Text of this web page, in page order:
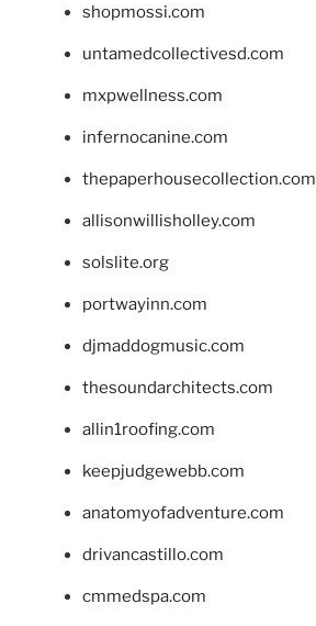
shopmossi.com
untamedcollectivesd.com
mxpwellness.com
infernocanine.com
thepaperhousecollection.com
allisonwillisholley.com
solslite.org
portwayinn.com
djmaddogmusic.com
thesoundarchitects.com
allin1roofing.com
keepjudgewebb.com
anatomyofadventure.com
drivancastillo.com
cmmedspa.com